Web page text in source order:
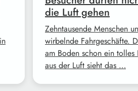
die Luft gehen
Zehntausende Menschen
wirbelnde Fahrgeschäfte.
am Boden schon ein
aus der Luft sieht das …